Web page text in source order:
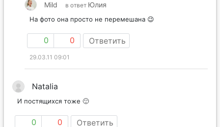
Mild в ответ Юлия
На фото она просто не перемешана 😉
0 0 Ответить
29.03.11 09:01
Natalia
И постящихся тоже 🙂
0 0 Ответить